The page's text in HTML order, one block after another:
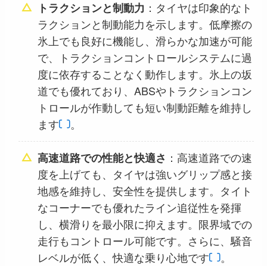
トラクションと制動力 ：タイヤは印象的なト
ラクションと制動能力を示します。低摩擦の
氷上でも良好に機能し、滑らかな加速が可能
で、トラクションコントロールシステムに過
度に依存することなく動作します。氷上の坂
道でも優れており、ABSやトラクションコン
トロールが作動しても短い制動距離を維持し
ます​
​。
高速道路での性能と快適さ ：高速道路での速
度を上げても、タイヤは強いグリップ感と接
地感を維持し、安全性を提供します。タイト
なコーナーでも優れたライン追従性を発揮
し、横滑りを最小限に抑えます。限界域での
走行もコントロール可能です。さらに、騒音
レベルが低く、快適な乗り心地です​
​。